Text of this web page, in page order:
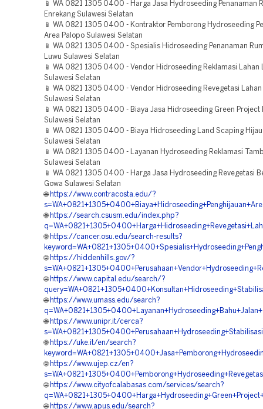
📱 WA 0821 1305 0400 - Harga Jasa Hydroseeding Penanaman
Enrekang Sulawesi Selatan
📱 WA 0821 1305 0400 - Kontraktor Pemborong Hydroseeding
Area Palopo Sulawesi Selatan
📱 WA 0821 1305 0400 - Spesialis Hidroseeding Penanaman
Luwu Sulawesi Selatan
📱 WA 0821 1305 0400 - Vendor Hidroseeding Reklamasi Lahan
Sulawesi Selatan
📱 WA 0821 1305 0400 - Vendor Hidroseeding Revegetasi Lahan
Sulawesi Selatan
📱 WA 0821 1305 0400 - Biaya Jasa Hidroseeding Green Project
Sulawesi Selatan
📱 WA 0821 1305 0400 - Biaya Hidroseeding Land Scaping Hijau
Sulawesi Selatan
📱 WA 0821 1305 0400 - Layanan Hydroseeding Reklamasi
Sulawesi Selatan
📱 WA 0821 1305 0400 - Harga Jasa Hydroseeding Revegetasi
Gowa Sulawesi Selatan
🌐 https://www.contracosta.edu/?
🌐 https://search.csusm.edu/index.php?
🌐 https://cancer.osu.edu/search-results?
🌐 https://hiddenhills.gov/?
🌐 https://www.capital.edu/search/?
🌐 https://www.umass.edu/search?
🌐 https://www.unipr.it/cerca?
🌐 https://uke.it/en/search?
🌐 https://www.ujep.cz/en?
🌐 https://www.cityofcalabasas.com/services/search?
🌐 https://www.apus.edu/search?